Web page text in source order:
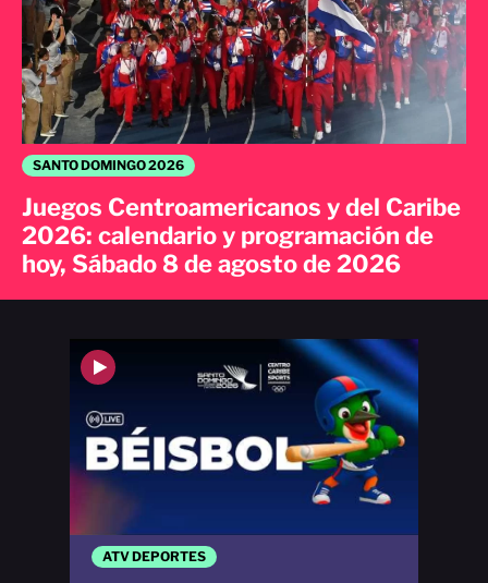
SANTO DOMINGO 2026
Juegos Centroamericanos y del Caribe
2026: calendario y programación de
hoy, Sábado 8 de agosto de 2026
ATV DEPORTES